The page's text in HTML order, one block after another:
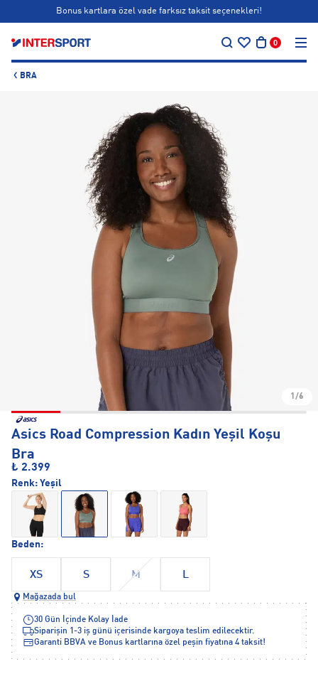
Bonus kartlara özel vade farksız taksit seçenekleri!
0
BRA
1/6
Asics Road Compression Kadın Yeşil Koşu
Bra
₺ 2.399
Beden:
XS S M L
Renk: Yeşil
Mağazada bul
30 Gün İçinde Kolay İade
Siparişin 1-3 iş günü içerisinde kargoya teslim edilecektir.
Garanti BBVA ve Bonus kartlarına özel peşin fiyatına 4 taksit!